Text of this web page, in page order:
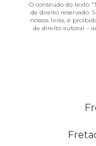
O conteúdo do texto "
de direito reservado.
nossos links, é
de direito autoral –